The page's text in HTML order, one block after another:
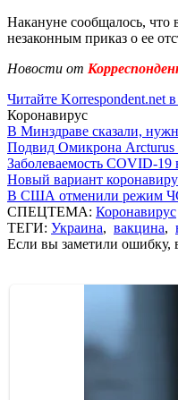
Накануне сообщалось, что
незаконным приказ о ее
Новости от
Читайте Korrespondent.net
Коронавирус
В Минздраве сказали,
Подвид Омикрона Arcturus
Заболеваемость COVID-
Новый вариант
В США отменили режим
СПЕЦТЕМА: Коронавирус
ТЕГИ: Украина, вакцина,
Если вы заметили ошибку,